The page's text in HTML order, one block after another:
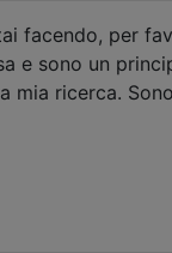
facendo, per
e sono un
mia ricerca. Sono